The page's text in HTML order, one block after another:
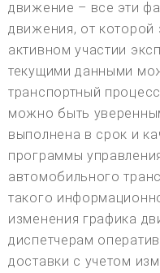
движение – все эти
движения, от которой
активном участии
текущими данными
транспортный
можно быть
выполнена в срок и
программы
автомобильного
такого
изменения графика
диспетчерам
доставки с учетом